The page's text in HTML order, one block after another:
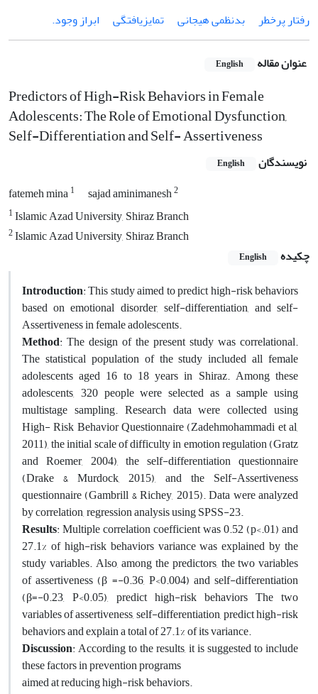
رفتار پرخطر
بدنظمی هیجانی تمایزیافتگی ابراز وجود.
عنوان مقاله English
Predictors of High-Risk Behaviors in Female
Adolescents: The Role of Emotional Dysfunction,
Self-Differentiation and Self- Assertiveness
نویسندگان English
fatemeh mina1 sajad aminimanesh2
1Islamic Azad University, Shiraz Branch
2Islamic Azad University, Shiraz Branch
چکیده
English
Introduction: This study aimed to predict high-risk behaviors
based on emotional disorder, self-differentiation, and self-
Assertiveness in female adolescents.
Method: The design of the present study was correlational.
The statistical population of the study included all female
adolescents aged 16 to 18 years in Shiraz. Among these
adolescents, 320 people were selected as a sample using
multistage sampling. Research data were collected using
High- Risk Behavior Questionnaire (Zadehmohammadi et al,
2011), the initial scale of difficulty in emotion regulation (Gratz
and Roemer, 2004), the self-differentiation questionnaire
(Drake & Murdock, 2015), and the Self-Assertiveness
questionnaire (Gambrill & Richey, 2015). Data were analyzed
by correlation, regression analysis using SPSS-23.
Results: Multiple correlation coefficient was 0.52 (p<.01) and
27.1% of high-risk behaviors variance was explained by the
study variables. Also, among the predictors, the two variables
of assertiveness (β =-0.36, P<0.004) and self-differentiation
(β=-0.23, P<0.05), predict high-risk behaviors The two
variables of assertiveness, self-differentiation, predict high-risk
behaviors and explain a total of 27.1% of its variance.
Discussion: According to the results, it is suggested to include
these factors in prevention programs
aimed at reducing high-risk behaviors.